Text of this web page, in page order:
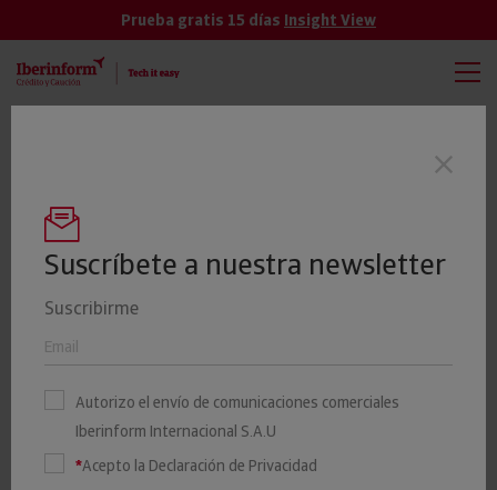
Prueba gratis 15 días Insight View
Últimas noticias
El 48% de las empresas de
trabajo temporal se ha
creado en los últimos cinco
años
Suscríbete a nuestra newsletter
Suscribirme
Autorizo el envío de comunicaciones comerciales
Iberinform Internacional S.A.U
*Acepto la Declaración de Privacidad